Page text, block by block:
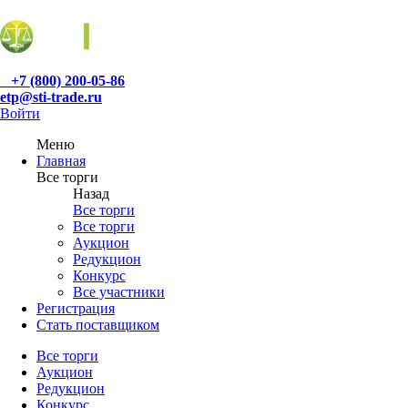
+7 (800) 200-05-86
etp@sti-trade.ru
Войти
Меню
Главная
Все торги
Назад
Все торги
Все торги
Аукцион
Редукцион
Конкурс
Все участники
Регистрация
Стать поставщиком
Все торги
Аукцион
Редукцион
Конкурс